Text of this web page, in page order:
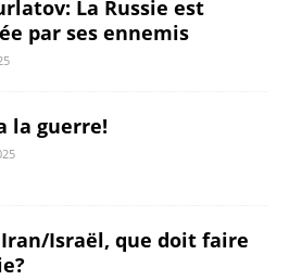
La Russie est
par ses ennemis
la guerre!
Israël, que doit faire